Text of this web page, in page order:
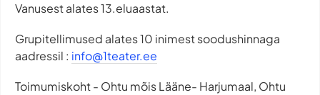
Vanusest alates 13.eluaastat.
Grupitellimused alates 10 inimest soodushinnaga
aadressil : info@1teater.ee
Toimumiskoht - Ohtu mõis Lääne- Harjumaal, Ohtu